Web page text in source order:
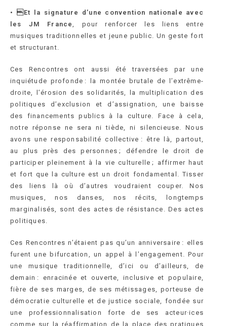
• Et la signature d’une convention nationale avec
les JM France
, pour renforcer les liens entre
musiques traditionnelles et jeune public. Un geste fort
et structurant.
Ces Rencontres ont aussi été traversées par une
inquiétude profonde : la montée brutale de l’extrême-
droite, l’érosion des solidarités, la multiplication des
politiques d’exclusion et d’assignation, une baisse
des financements publics à la culture. Face à cela,
notre réponse ne sera ni tiède, ni silencieuse. Nous
avons une responsabilité collective : être là, partout,
au plus près des personnes ; défendre le droit de
participer pleinement à la vie culturelle ; affirmer haut
et fort que la culture est un droit fondamental. Tisser
des liens là où d’autres voudraient couper. Nos
musiques, nos danses, nos récits, longtemps
marginalisés, sont des actes de résistance. Des actes
politiques.
Ces Rencontres n’étaient pas qu’un anniversaire : elles
furent une bifurcation, un appel à l’engagement. Pour
une musique traditionnelle, d’ici ou d’ailleurs, de
demain : enracinée et ouverte, inclusive et populaire,
fière de ses marges, de ses métissages, porteuse de
démocratie culturelle et de justice sociale, fondée sur
une professionnalisation forte de ses acteur·ices
comme sur la réaffirmation de la place des pratiques